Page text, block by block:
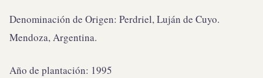
Denominación de Origen: Perdriel, Luján de Cuyo.
Mendoza, Argentina.
Año de plantación: 1995